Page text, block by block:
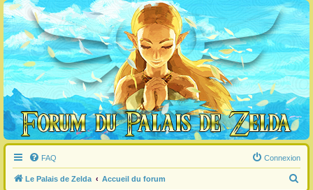
FAQ Connexion
Le Palais de Zelda Accueil du forum